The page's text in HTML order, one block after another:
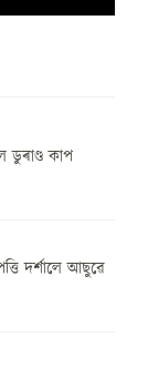
ডুৰাণ্ড কাপ
দৰ্শালে আছুৱে